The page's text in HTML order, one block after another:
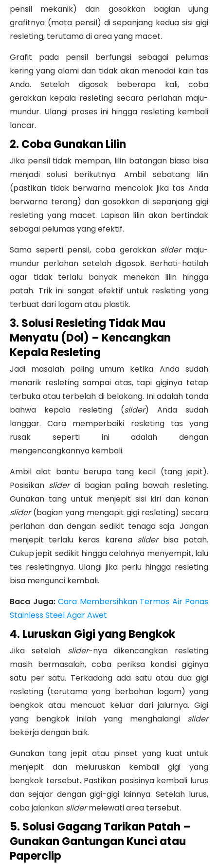
pensil mekanik) dan gosokkan bagian ujung
grafitnya (mata pensil) di sepanjang kedua sisi gigi
resleting, terutama di area yang macet.
Grafit pada pensil berfungsi sebagai pelumas
kering yang alami dan tidak akan menodai kain tas
Anda. Setelah digosok beberapa kali, coba
gerakkan kepala resleting secara perlahan maju-
mundur. Ulangi proses ini hingga resleting kembali
lancar.
2. Coba Gunakan Lilin
Jika pensil tidak mempan, lilin batangan biasa bisa
menjadi solusi berikutnya. Ambil sebatang lilin
(pastikan tidak berwarna mencolok jika tas Anda
berwarna terang) dan gosokkan di sepanjang gigi
resleting yang macet. Lapisan lilin akan bertindak
sebagai pelumas yang efektif.
Sama seperti pensil, coba gerakkan slidermaju-
mundur perlahan setelah digosok. Berhati-hatilah
agar tidak terlalu banyak menekan lilin hingga
patah. Trik ini sangat efektif untuk resleting yang
terbuat dari logam atau plastik.
3. Solusi Resleting Tidak Mau
Menyatu (Dol) – Kencangkan
Kepala Resleting
Jadi masalah paling umum ketika Anda sudah
menarik resleting sampai atas, tapi giginya tetap
terbuka atau terbelah di belakang. Ini adalah tanda
bahwa kepala resleting (slider) Anda sudah
longgar. Cara memperbaiki resleting tas yang
rusak seperti ini adalah dengan
mengencangkannya kembali.
Ambil alat bantu berupa tang kecil (tang jepit).
Posisikan sliderdi bagian paling bawah resleting.
Gunakan tang untuk menjepit sisi kiri dan kanan
slider(bagian yang mengapit gigi resleting) secara
perlahan dan dengan sedikit tenaga saja. Jangan
menjepit terlalu keras karena sliderbisa patah.
Cukup jepit sedikit hingga celahnya menyempit, lalu
tes resletingnya. Ulangi jika perlu hingga resleting
bisa mengunci kembali.
Baca Juga: Cara Membersihkan Termos Air Panas
Stainless Steel Agar Awet
4. Luruskan Gigi yang Bengkok
Jika setelah slider-nya dikencangkan resleting
masih bermasalah, coba periksa kondisi giginya
satu per satu. Terkadang ada satu atau dua gigi
resleting (terutama yang berbahan logam) yang
bengkok atau mencuat keluar dari jalurnya. Gigi
yang bengkok inilah yang menghalangi slider
bekerja dengan baik.
Gunakan tang jepit atau pinset yang kuat untuk
menjepit dan meluruskan kembali gigi yang
bengkok tersebut. Pastikan posisinya kembali lurus
dan sejajar dengan gigi-gigi lainnya. Setelah lurus,
coba jalankan slidermelewati area tersebut.
5. Solusi Gagang Tarikan Patah –
Gunakan Gantungan Kunci atau
Paperclip